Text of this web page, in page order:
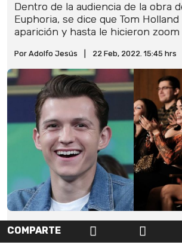
Dentro de la audiencia de la obra
Euphoria, se dice que Tom
aparición y hasta le hicieron zoom
Por Adolfo Jesús 22 Feb, 2022. 15:45 hrs
COMPARTE